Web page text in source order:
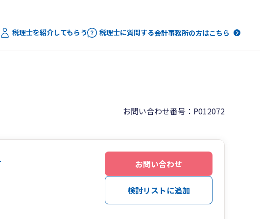
税理士を紹介してもらう 税理士に質問する会計事務所の方はこちら
お問い合わせ番号：P012072
お問い合わせ
検討リストに追加